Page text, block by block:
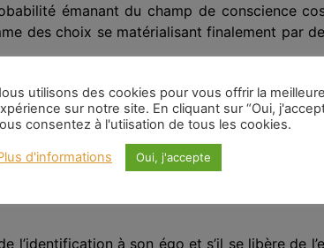
émanant du champ de conscience
des choix se matérialisant finalement par
de l’être humain sont prisonniers du
par un choix inadéquat générateur
paquet
d’ondes de probabilité qui sont
conditionnées par le passé.
l’identification à son égo et s’il se libère de
utilisons des cookies pour vous offrir la meilleure
sur notre site. En cliquant sur “Oui,
consentez à l'utiisation de tous les cookies.
d'informations Oui, j'accepte